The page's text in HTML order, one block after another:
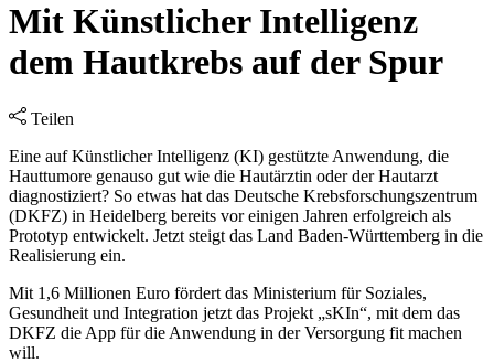
Mit Künstlicher Intelligenz
dem Hautkrebs auf der Spur
Teilen
Eine auf Künstlicher Intelligenz (KI) gestützte Anwendung, die
Hauttumore genauso gut wie die Hautärztin oder der Hautarzt
diagnostiziert? So etwas hat das Deutsche Krebsforschungszentrum
(DKFZ) in Heidelberg bereits vor einigen Jahren erfolgreich als
Prototyp entwickelt. Jetzt steigt das Land Baden-Württemberg in die
Realisierung ein.
Mit 1,6 Millionen Euro fördert das Ministerium für Soziales,
Gesundheit und Integration jetzt das Projekt „sKIn“, mit dem das
DKFZ die App für die Anwendung in der Versorgung fit machen
will.